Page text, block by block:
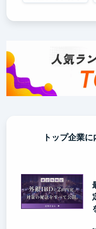
トップ企業